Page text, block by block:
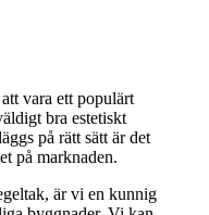
vara ett populärt
bra estetiskt
på rätt sätt är det
på marknaden.
är vi en kunnig